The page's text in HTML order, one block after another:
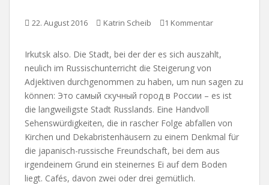
22. August 2016 Katrin Scheib 1 Kommentar
Irkutsk also. Die Stadt, bei der der es sich auszahlt,
neulich im Russischunterricht die Steigerung von
Adjektiven durchgenommen zu haben, um nun sagen zu
können: Это самый скучный город в России – es ist
die langweiligste Stadt Russlands. Eine Handvoll
Sehenswürdigkeiten, die in rascher Folge abfallen von
Kirchen und Dekabristenhäusern zu einem Denkmal für
die japanisch-russische Freundschaft, bei dem aus
irgendeinem Grund ein steinernes Ei auf dem Boden
liegt. Cafés, davon zwei oder drei gemütlich.